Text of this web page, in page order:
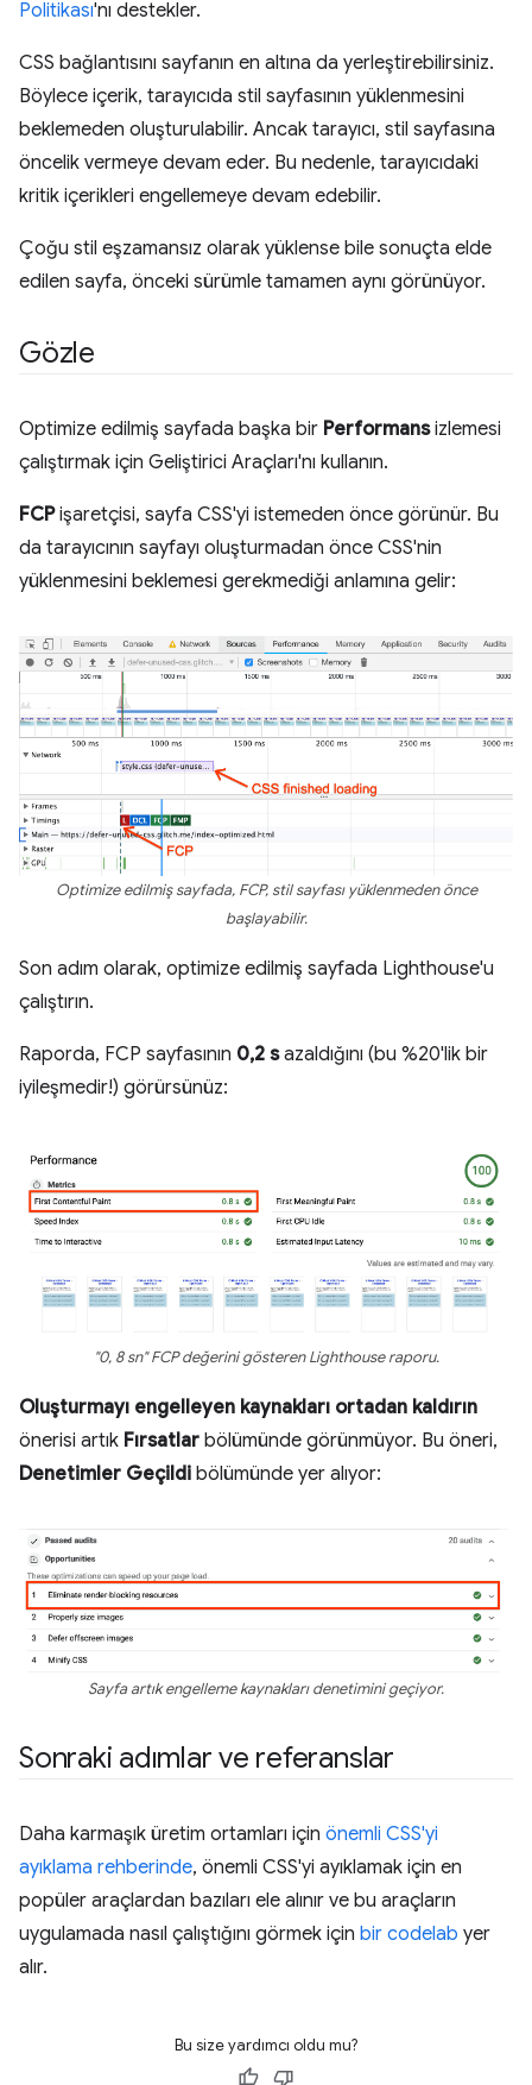
Politikası'nı destekler.
CSS bağlantısını sayfanın en altına da yerleştirebilirsiniz.
Böylece içerik, tarayıcıda stil sayfasının yüklenmesini
beklemeden oluşturulabilir. Ancak tarayıcı, stil sayfasına
öncelik vermeye devam eder. Bu nedenle, tarayıcıdaki
kritik içerikleri engellemeye devam edebilir.
Çoğu stil eşzamansız olarak yüklense bile sonuçta elde
edilen sayfa, önceki sürümle tamamen aynı görünüyor.
Gözle
Optimize edilmiş sayfada başka bir Performansizlemesi
çalıştırmak için Geliştirici Araçları'nı kullanın.
FCPişaretçisi, sayfa CSS'yi istemeden önce görünür. Bu
da tarayıcının sayfayı oluşturmadan önce CSS'nin
yüklenmesini beklemesi gerekmediği anlamına gelir:
Optimize edilmiş sayfada, FCP, stil sayfası yüklenmeden önce
başlayabilir.
Son adım olarak, optimize edilmiş sayfada Lighthouse'u
çalıştırın.
Raporda, FCP sayfasının 0,2 sazaldığını (bu %20'lik bir
iyileşmedir!) görürsünüz:
"0, 8 sn" FCP değerini gösteren Lighthouse raporu.
Oluşturmayı engelleyen kaynakları ortadan kaldırın
önerisi artık Fırsatlar bölümünde görünmüyor. Bu öneri,
Denetimler Geçildi bölümünde yer alıyor:
Sayfa artık engelleme kaynakları denetimini geçiyor.
Sonraki adımlar ve referanslar
Daha karmaşık üretim ortamları için önemli CSS'yi
ayıklama rehberinde, önemli CSS'yi ayıklamak için en
popüler araçlardan bazıları ele alınır ve bu araçların
uygulamada nasıl çalıştığını görmek için bir codelab yer
alır.
Bu size yardımcı oldu mu?